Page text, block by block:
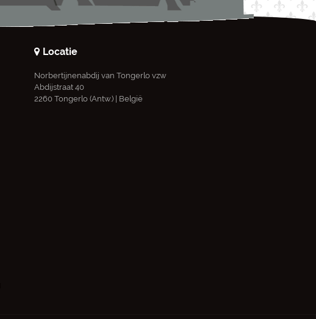
Locatie
Norbertijnenabdij van Tongerlo vzw
Abdijstraat 40
2260 Tongerlo (Antw.) | België